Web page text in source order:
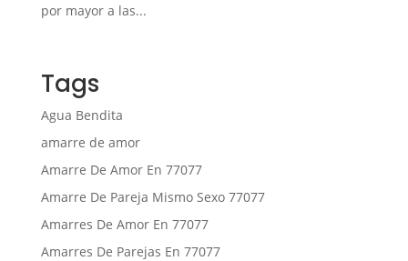
por mayor a las...
Tags
Agua Bendita
amarre de amor
Amarre De Amor En 77077
Amarre De Pareja Mismo Sexo 77077
Amarres De Amor En 77077
Amarres De Parejas En 77077